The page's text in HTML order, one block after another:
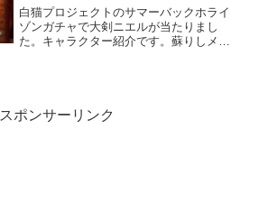
白猫プロジェクトのサマーバックホライ
ゾンガチャで大剣ニエルが当たりまし
た。キャラクター紹介です。蘇りしメナ
スポンサーリンク